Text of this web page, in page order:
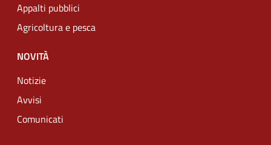
Appalti pubblici
Agricoltura e pesca
NOVITÀ
Notizie
Avvisi
Comunicati